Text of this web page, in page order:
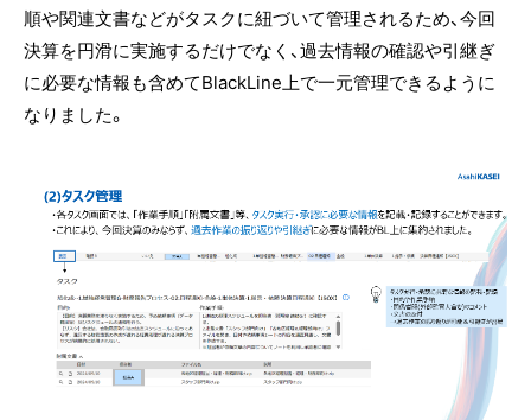
順や関連文書などがタスクに紐づいて管理されるため、今回
決算を円滑に実施するだけでなく、過去情報の確認や引継ぎ
に必要な情報も含めてBlackLine上で一元管理できるように
なりました。